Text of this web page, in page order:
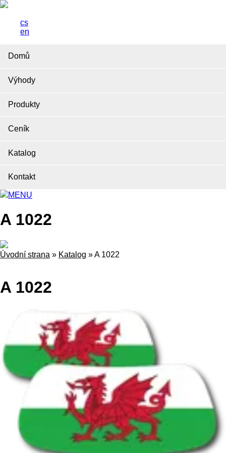
cs
en
Domů
Výhody
Produkty
Ceník
Katalog
Kontakt
MENU
A 1022
Úvodní strana » Katalog »A 1022
A 1022